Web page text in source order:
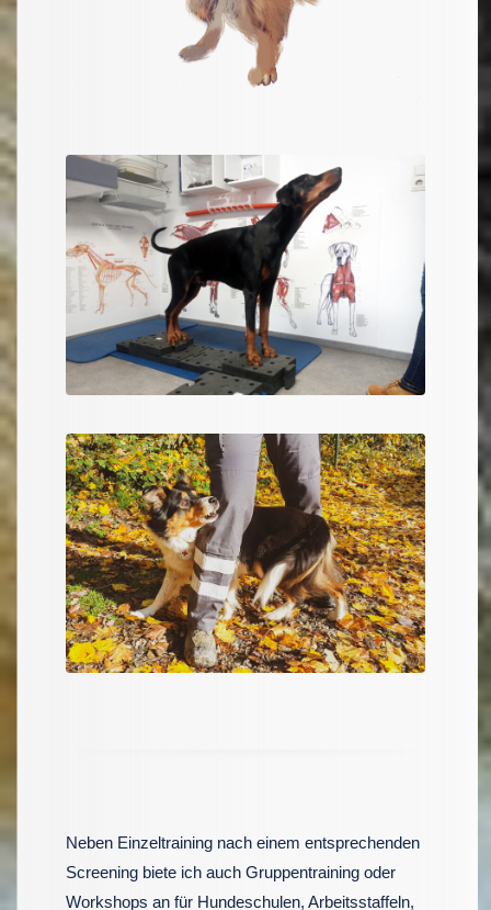
Neben Einzeltraining nach einem entsprechenden
Screening biete ich auch Gruppentraining oder
Workshops an für Hundeschulen, Arbeitsstaffeln,